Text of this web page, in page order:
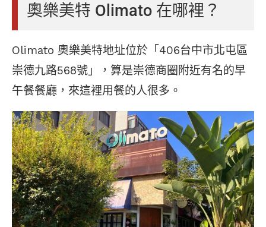
奧樂美特 Olimato 在哪裡？
Olimato 奧樂美特地址位於「406台中市北屯區
崇德九路568號」，算是崇德商圈附近有名的早
午餐餐廳，來這裡用餐的人很多。